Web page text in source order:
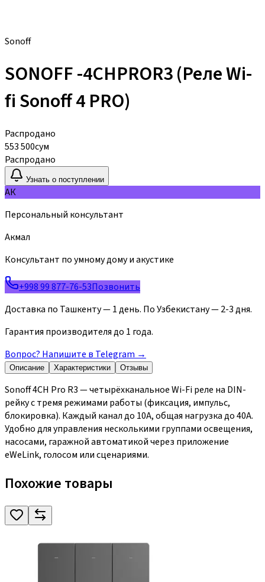
Sonoff
SONOFF -4CHPROR3 (Реле Wi-
fi Sonoff 4 PRO)
Распродано
553 500сум
Распродано
Узнать о поступлении
АК
Персональный консультант
Акмал
Консультант по умному дому и акустике
+998 99 877-76-53Позвонить
Доставка по Ташкенту — 1 день. По Узбекистану — 2-3 дня.
Гарантия производителя до 1 года.
Вопрос? Напишите в Telegram →
Описание Характеристики Отзывы
Sonoff 4CH Pro R3 — четырёхканальное Wi-Fi реле на DIN-
рейку с тремя режимами работы (фиксация, импульс,
блокировка). Каждый канал до 10А, общая нагрузка до 40А.
Удобно для управления несколькими группами освещения,
насосами, гаражной автоматикой через приложение
eWeLink, голосом или сценариями.
Похожие товары